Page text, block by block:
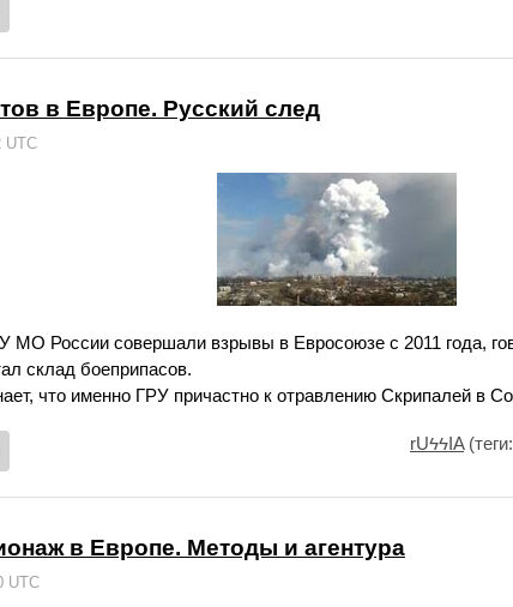
в Европе. Русский след
UTC
России совершали взрывы в Евросоюзе с 2011 года,
склад боеприпасов.
что именно ГРУ причастно к отравлению Скрипалей в
rUϟϟIA(теги:
в Европе. Методы и агентура
UTC